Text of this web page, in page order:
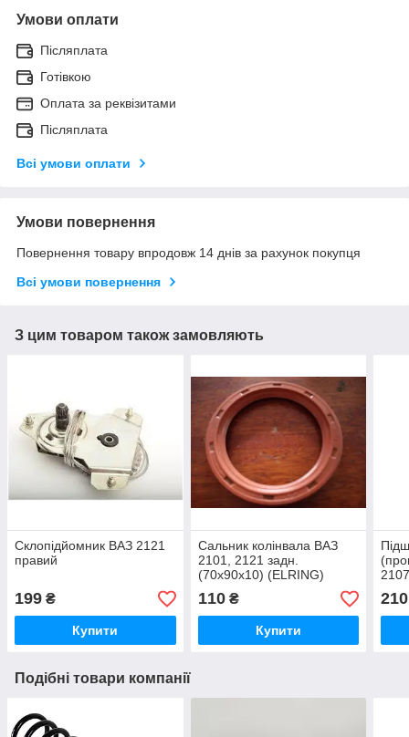
Умови оплати
Післяплата
Готівкою
Оплата за реквізитами
Післяплата
Всі умови оплати
Умови повернення
Повернення товару впродовж 14 днів за рахунок покупця
Всі умови повернення
З цим товаром також замовляють
Склопідйомник ВАЗ 2121
правий
199 ₴
Купити
Сальник колінвала ВАЗ
2101, 2121 задн.
(70х90х10) (ELRING)
110₴
Купити
210
Подібні товари компанії